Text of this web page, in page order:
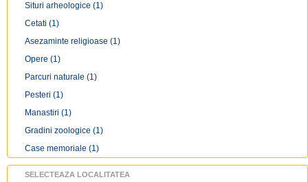
Situri arheologice (1)
Cetati (1)
Asezaminte religioase (1)
Opere (1)
Parcuri naturale (1)
Pesteri (1)
Manastiri (1)
Gradini zoologice (1)
Case memoriale (1)
SELECTEAZA LOCALITATEA